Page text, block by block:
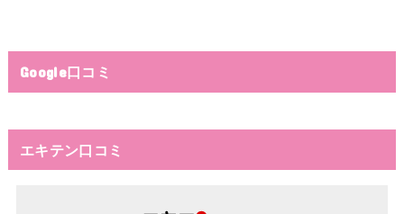
Google口コミ
エキテン口コミ